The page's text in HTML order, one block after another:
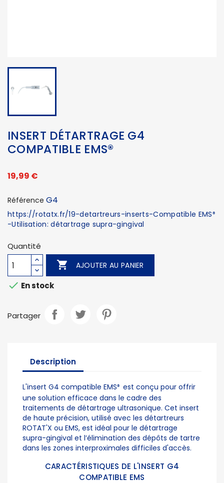
INSERT DÉTARTRAGE G4
COMPATIBLE EMS®
19,99 €
Référence G4
https://rotatx.fr/19-detartreurs-inserts-Compatible EMS®
-Utilisation: détartrage supra-gingival
Quantité
 AJOUTER AU PANIER
 En stock
Partager
Description
L'insert G4 compatible EMS® est conçu pour offrir
une solution efficace dans le cadre des
traitements de détartrage ultrasonique. Cet insert
de haute précision, utilisé avec les détartreurs
ROTAT'X ou EMS, est idéal pour le détartrage
supra-gingival et l’élimination des dépôts de tartre
dans les zones interproximales difficiles d'accès.
CARACTÉRISTIQUES DE L'INSERT G4
COMPATIBLE EMS